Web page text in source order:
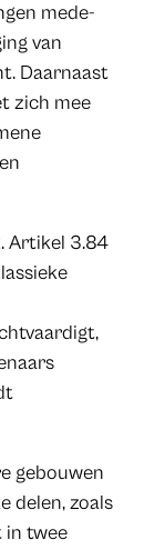
mede-
van
Daarnaast
zich mee
Artikel 3.84
gebouwen
delen, zoals
in twee